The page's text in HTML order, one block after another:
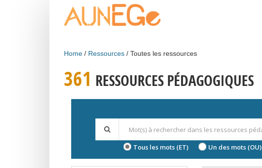
Home Ressources Toutes les ressources
361 RESSOURCES PÉDAGOGIQUES
Tous les mots (ET) Un des mots (OU)